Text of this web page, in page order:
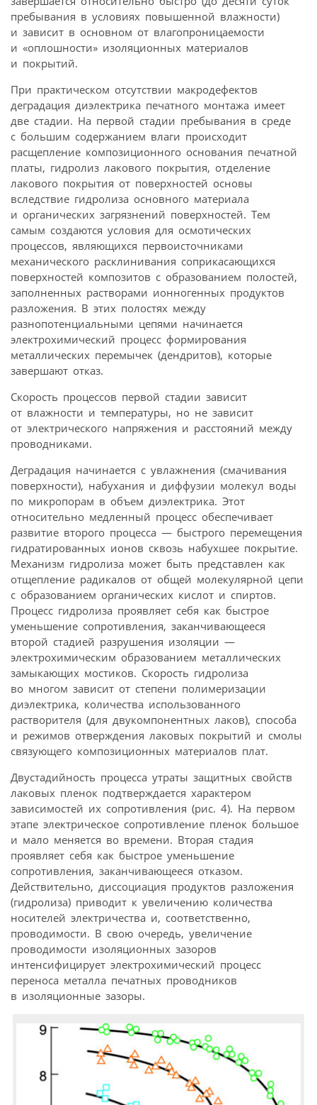
пребывания в условиях повышенной влажности)
и зависит в основном от влагопроницаемости
и «оплошности» изоляционных материалов
и покрытий.
При практическом отсутствии макродефектов
деградация диэлектрика печатного монтажа имеет
две стадии. На первой стадии пребывания в среде
с большим содержанием влаги происходит
расщепление композиционного основания печатной
платы, гидролиз лакового покрытия, отделение
лакового покрытия от поверхностей основы
вследствие гидролиза основного материала
и органических загрязнений поверхностей. Тем
самым создаются условия для осмотических
процессов, являющихся первоисточниками
механического расклинивания соприкасающихся
поверхностей композитов с образованием полостей,
заполненных растворами ионногенных продуктов
разложения. В этих полостях между
разнопотенциальными цепями начинается
электрохимический процесс формирования
металлических перемычек (дендритов), которые
завершают отказ.
Скорость процессов первой стадии зависит
от влажности и температуры, но не зависит
от электрического напряжения и расстояний между
проводниками.
Деградация начинается с увлажнения (смачивания
поверхности), набухания и диффузии молекул воды
по микропорам в объем диэлектрика. Этот
относительно медленный процесс обеспечивает
развитие второго процесса — быстрого перемещения
гидратированных ионов сквозь набухшее покрытие.
Механизм гидролиза может быть представлен как
отщепление радикалов от общей молекулярной цепи
с образованием органических кислот и спиртов.
Процесс гидролиза проявляет себя как быстрое
уменьшение сопротивления, заканчивающееся
второй стадией разрушения изоляции —
электрохимическим образованием металлических
замыкающих мостиков. Скорость гидролиза
во многом зависит от степени полимеризации
диэлектрика, количества использованного
растворителя (для двукомпонентных лаков), способа
и режимов отверждения лаковых покрытий и смолы
связующего композиционных материалов плат.
Двустадийность процесса утраты защитных свойств
лаковых пленок подтверждается характером
зависимостей их сопротивления (рис. 4). На первом
этапе электрическое сопротивление пленок большое
и мало меняется во времени. Вторая стадия
проявляет себя как быстрое уменьшение
сопротивления, заканчивающееся отказом.
Действительно, диссоциация продуктов разложения
(гидролиза) приводит к увеличению количества
носителей электричества и, соответственно,
проводимости. В свою очередь, увеличение
проводимости изоляционных зазоров
интенсифицирует электрохимический процесс
переноса металла печатных проводников
в изоляционные зазоры.